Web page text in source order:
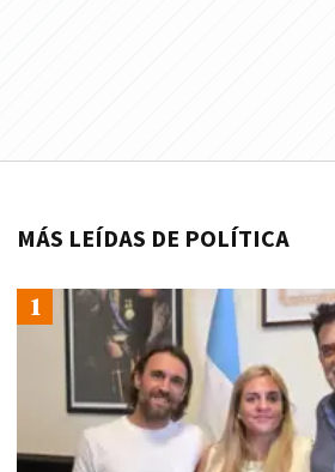
MÁS LEÍDAS DE POLÍTICA